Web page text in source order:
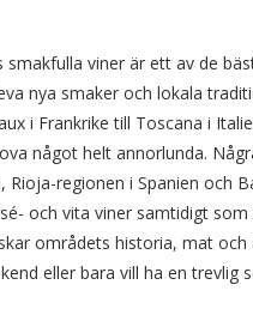
viner är ett av de
nya smaker och lokala
i Frankrike till Toscana i
något helt annorlunda.
regionen i Spanien och
och vita viner samtidigt som
områdets historia, mat och
eller bara vill ha en trevlig